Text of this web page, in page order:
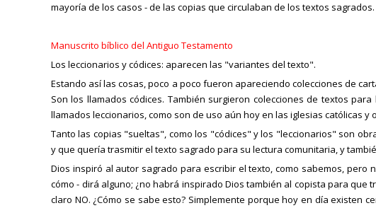
mayoría de los casos - de las copias que circulaban de los textos sagrados.
Manuscrito bíblico del Antiguo Testamento
Los leccionarios y códices: aparecen las "variantes del texto".
Estando así las cosas, poco a poco fueron apareciendo colecciones de
Son los llamados códices. También surgieron colecciones de textos
llamados leccionarios, como son de uso aún hoy en las iglesias católicas y
Tanto las copias "sueltas", como los "códices" y los "leccionarios" son
y que quería trasmitir el texto sagrado para su lectura comunitaria, y
Dios inspiró al autor sagrado para escribir el texto, como sabemos, pero
cómo - dirá alguno; ¿no habrá inspirado Dios también al copista para que
claro NO. ¿Cómo se sabe esto? Simplemente porque hoy en día existen